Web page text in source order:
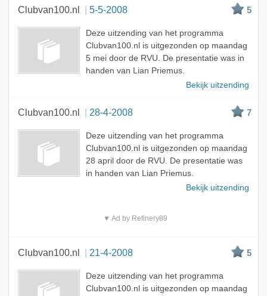
Clubvan100.nl 5-5-2008 5
Deze uitzending van het programma
Clubvan100.nl is uitgezonden op maandag
5 mei door de RVU. De presentatie was in
handen van Lian Priemus.
Bekijk uitzending
Clubvan100.nl 28-4-2008 7
Deze uitzending van het programma
Clubvan100.nl is uitgezonden op maandag
28 april door de RVU. De presentatie was
in handen van Lian Priemus.
Bekijk uitzending
▼ Ad by Refinery89
Clubvan100.nl 21-4-2008 5
Deze uitzending van het programma
Clubvan100.nl is uitgezonden op maandag